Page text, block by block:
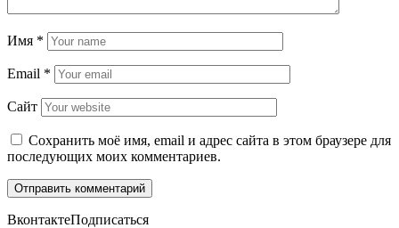
Имя *
Email *
Сайт
Сохранить моё имя, email и адрес сайта в этом браузере для
последующих моих комментариев.
ВконтактеПодписаться